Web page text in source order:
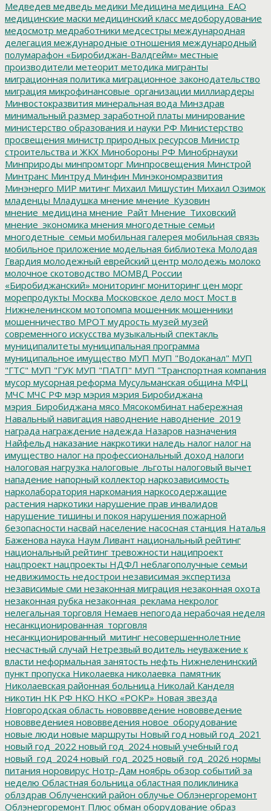
Медведев медведь медики Медицина медицина_ЕАО
медицинские маски медицинский класс медоборудование
медосмотр медработники медсестры международная
делегация международные отношения международный
полумарафон «Биробиджан-Валдгейм» местные
производители метеорит методика мигранты
миграционная политика миграционное законодательство
миграция микрофинансовые_организации миллиардеры
Минвостокразвития минеральная вода Минздрав
минимальный размер заработной платы минирование
министерство образования и науки РФ Министерство
просвещения министр природных ресурсов Министр
строительства и ЖКХ Минобороны РФ Минобрнауки
Минприроды минпромторг Минпросвещения Минстрой
Минтранс Минтруд Минфин Минэкономразвития
Минэнерго МИР митинг Михаил Мишустин Михаил Озимок
младенцы Младушка мнение мнение_Кузовин
мнение_медицина мнение_Райт Мнение_Тиховский
мнение_экономика мнения многодетные семьи
многодетные_семьи мобильная галерея мобильная связь
мобильное приложение модельная библиотека Молодая
Гвардия молодежный еврейский центр молодежь молоко
молочное скотоводство МОМВД России
«Биробиджанский» мониторинг мониторинг цен морг
морепродукты Москва Московское дело мост Мост в
Нижнеленинском мотопомпа мошенник мошенники
мошенничество МРОТ мудрость музей музей
современного искусства музыкальный спектакль
муниципалитеты муниципальная программа
муниципальное имущество МУП МУП "Водоканал" МУП
"ГТС" МУП "ГУК МУП "ПАТП" МУП "Транспортная компания
мусор мусорная реформа Мусульманская община МФЦ
МЧС МЧС РФ мэр мэрия мэрия Биробиджана
мэрия_Биробиджана мясо Мясокомбинат набережная
Навальный навигация наводнение наводнение_2019
награда награждение надежда Назаров назначения
Найфельд наказание накркотики наледь налог налог на
имущество налог на профессиональный доход налоги
налоговая нагрузка налоговые_льготы налоговый вычет
нападение напорный коллектор наркозависимость
нарколаборатория наркомания наркосодержащие
растения наркотики нарушение прав инвалидов
нарушение тишины и покоя нарушения пожарной
безопасности насвай население насосная станция Наталья
Баженова наука Наум Ливант национальный рейтинг
национальный рейтинг тревожности наципроект
нацпроект нацпроекты НДФЛ неблагополучные семьи
недвижимость недострои независимая экспертиза
независимые сми незаконная миграция незаконная охота
незаконная рубка незаконная_реклама некролог
нелегальная торговля Немаев непогода нерабочая неделя
несанкционированная_торговля
несанкционированный_митинг несовершеннолетние
несчастный случай Нетрезвый водитель неуважение к
власти неформальная занятость нефть Нижнеленинский
пункт пропуска Николаевка николаевка_памятник
Николаевская районная больница Николай Канделя
никотин НК РФ НКО НКО «РОКР» Новая звезда
Новгородская область нововвведение нововведение
нововведениея нововведения новое_оборудование
новые люди новые маршруты Новый год новый год_2021
новый год_2022 новый год_2024 новый учебный год
новый_год_2024 новый_год_2025 новый_год_2026 нормы
питания норовирус Нотр-Дам ноябрь обзор событий за
неделю Областная больница областная поликлиника
облздрав Облученский район облучье Облэнергоремонт
Облэнергоремонт Плюс обман оборудование образ